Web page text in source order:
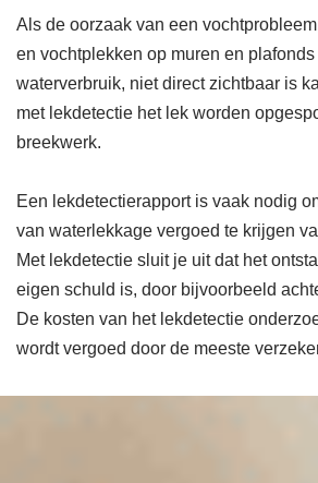
Als de oorzaak van een
en vochtplekken op muren en
waterverbruik, niet direct zichtbaar is
met lekdetectie het lek worden
breekwerk.
Een lekdetectierapport is vaak nodig
van waterlekkage vergoed te krijgen
Met lekdetectie sluit je uit dat het
eigen schuld is, door bijvoorbeeld
De kosten van het lekdetectie
wordt vergoed door de meeste